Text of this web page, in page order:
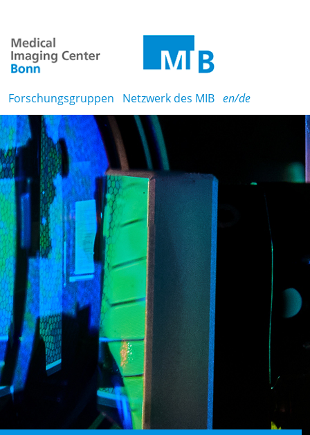
Forschungsgruppen Netzwerk des MIB en/de